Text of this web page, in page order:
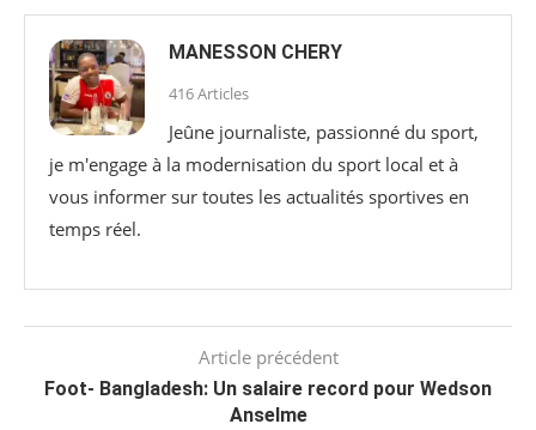
MANESSON CHERY
416 Articles
Jeûne journaliste, passionné du sport,
je m'engage à la modernisation du sport local et à
vous informer sur toutes les actualités sportives en
temps réel.
Article précédent
Foot- Bangladesh: Un salaire record pour Wedson
Anselme